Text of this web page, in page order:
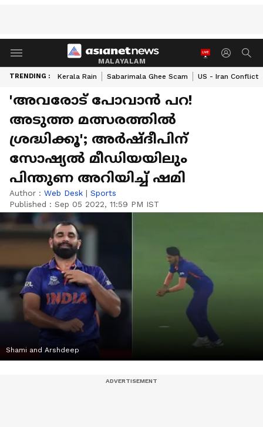
MALAYALAM
TRENDING : Kerala Rain Sabarimala Ghee Scam US - Iran Conflict
'അവരോട് പോവാന്‍ പറ!
അടുത്ത മത്സരത്തില്‍
ശ്രദ്ധിക്കൂ'; അര്‍ഷ്ദീപിന്
സോഷ്യല്‍ മീഡിയയിലും
പിന്തുണ അറിയിച്ച് ഷമി
Author : Web Desk | Sports
Published : Sep 05 2022, 11:59 PM IST
Shami and Arshdeep